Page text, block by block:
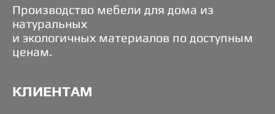
Производство мебели для дома из
натуральных
и экологичных материалов по доступным
ценам.
КЛИЕНТАМ